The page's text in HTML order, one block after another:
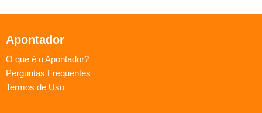
Apontador
O que é o Apontador?
Perguntas Frequentes
Termos de Uso